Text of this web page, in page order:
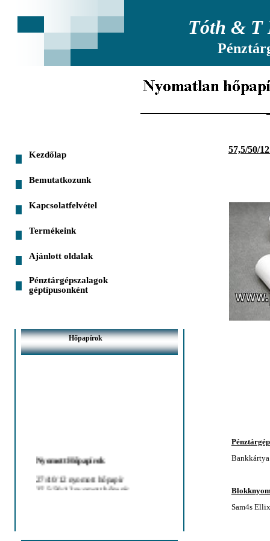
Kezdőlap
Bemutatkozunk
Kapcsolatfelvétel
Termékeink
Ajánlott oldalak
Pénztárgépszalagok
géptípusonként
Tóth & T
57,5/50/
Sam4s
Nyomott Hőpapírok
27/40/12 nyomott hőpapír
27,5/50/12 nyomott hőpapír
Hőpapírok